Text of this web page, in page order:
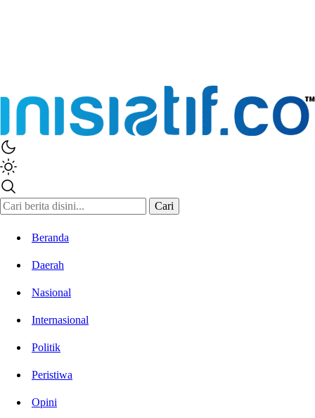
Inisiatif.co
Stay Connected Stay Informed
Cari
Beranda
Daerah
Nasional
Internasional
Politik
Peristiwa
Opini